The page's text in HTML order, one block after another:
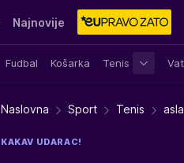
Najnovije
Fudbal Košarka Tenis
Stvar ukusa Yumama
Naslovna Sport Tenis
KAKAV UDARAC!